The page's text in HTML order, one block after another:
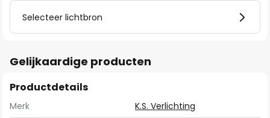
Selecteer lichtbron
Gelijkaardige producten
Productdetails
Merk
K.S. Verlichting